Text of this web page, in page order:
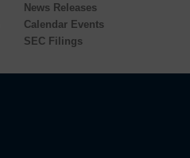
News Releases
Calendar Events
SEC Filings